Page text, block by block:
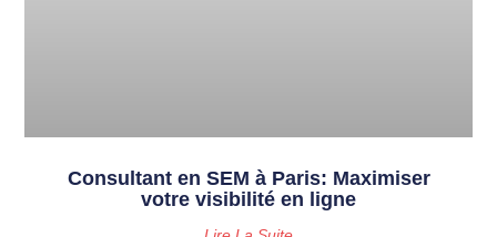
Consultant en SEM à Paris: Maximiser
votre visibilité en ligne